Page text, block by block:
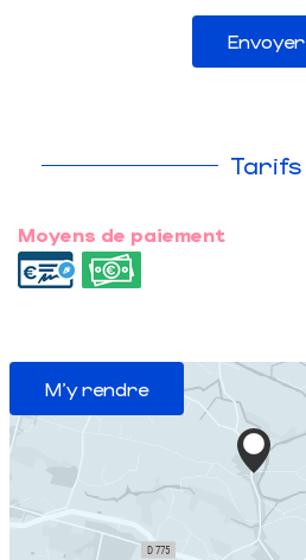
Envoyer
Tarifs
Moyens de paiement
M'y rendre